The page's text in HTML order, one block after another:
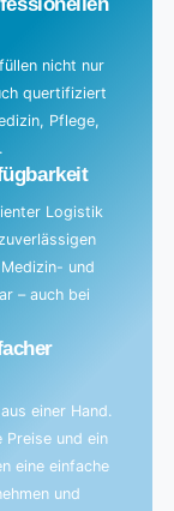
nicht nur
quertifiziert
Pflege,
Logistik
und
– auch bei
einer Hand.
und ein
eine einfache
und